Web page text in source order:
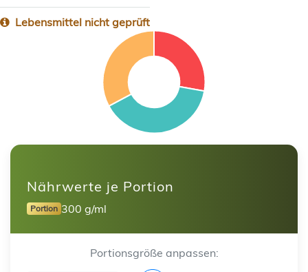
Lebensmittel nicht geprüft
Nährwerte je Portion
Portion 300 g/ml
Portionsgröße anpassen: